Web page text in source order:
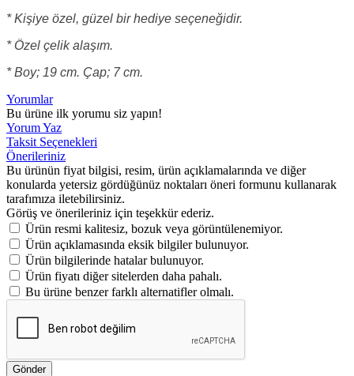
* Kişiye özel, güzel bir hediye seçeneğidir.
* Özel çelik alaşım.
* Boy; 19 cm. Çap; 7 cm.
Yorumlar
Bu ürüne ilk yorumu siz yapın!
Yorum Yaz
Taksit Seçenekleri
Önerileriniz
Bu ürünün fiyat bilgisi, resim, ürün açıklamalarında ve diğer
konularda yetersiz gördüğünüz noktaları öneri formunu kullanarak
tarafımıza iletebilirsiniz.
Görüş ve önerileriniz için teşekkür ederiz.
Ürün resmi kalitesiz, bozuk veya görüntülenemiyor.
Ürün açıklamasında eksik bilgiler bulunuyor.
Ürün bilgilerinde hatalar bulunuyor.
Ürün fiyatı diğer sitelerden daha pahalı.
Bu ürüne benzer farklı alternatifler olmalı.
Gönder